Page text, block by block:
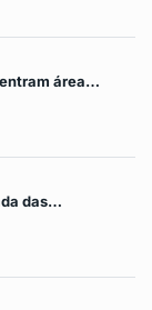
área…
das…